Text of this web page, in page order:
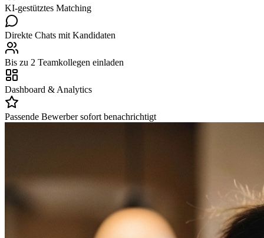
KI-gestütztes Matching
Direkte Chats mit Kandidaten
Bis zu 2 Teamkollegen einladen
Dashboard & Analytics
Passende Bewerber sofort benachrichtigt